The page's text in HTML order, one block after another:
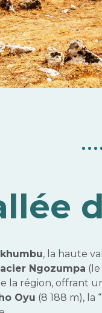
, la haute
Ngozumpa
la région, offrant
Oyu (8 188 m), la